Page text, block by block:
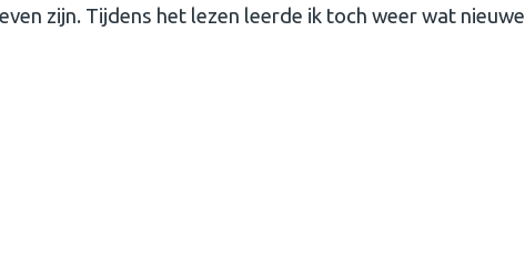
zijn. Tijdens het lezen leerde ik toch weer wat nieuwe